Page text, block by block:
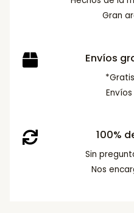
Gran
Envíos
100%
Sin
Nos